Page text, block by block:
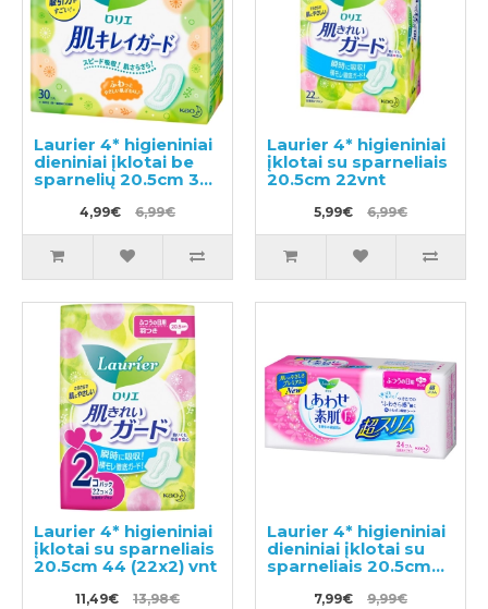
Laurier 4* higieniniai
dieniniai įklotai be
sparnelių 20.5cm 30
4,99€ 6,99€
Laurier 4* higieniniai
įklotai su sparneliais
20.5cm 22vnt
5,99€ 6,99€
Laurier 4* higieniniai
įklotai su sparneliais
20.5cm 44 (22x2) vnt
11,49€ 13,98€
Laurier 4* higieniniai
dieniniai įklotai su
sparneliais 20.5cm
7,99€ 9,99€